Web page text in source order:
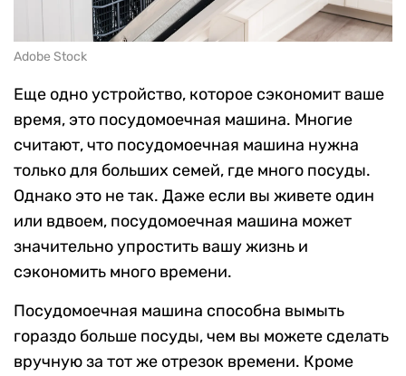
Adobe Stock
Еще одно устройство, которое сэкономит ваше
время, это посудомоечная машина. Многие
считают, что посудомоечная машина нужна
только для больших семей, где много посуды.
Однако это не так. Даже если вы живете один
или вдвоем, посудомоечная машина может
значительно упростить вашу жизнь и
сэкономить много времени.
Посудомоечная машина способна вымыть
гораздо больше посуды, чем вы можете сделать
вручную за тот же отрезок времени. Кроме